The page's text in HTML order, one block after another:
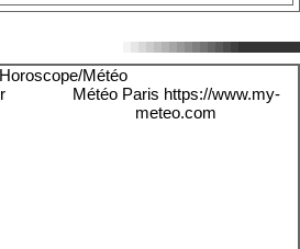
Météo Paris https://www.my-
meteo.com